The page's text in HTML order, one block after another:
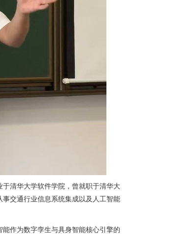
清华大学软件学院，曾就职于清华大
交通行业信息系统集成以及人工智能
作为数字孪生与具身智能核心引擎的